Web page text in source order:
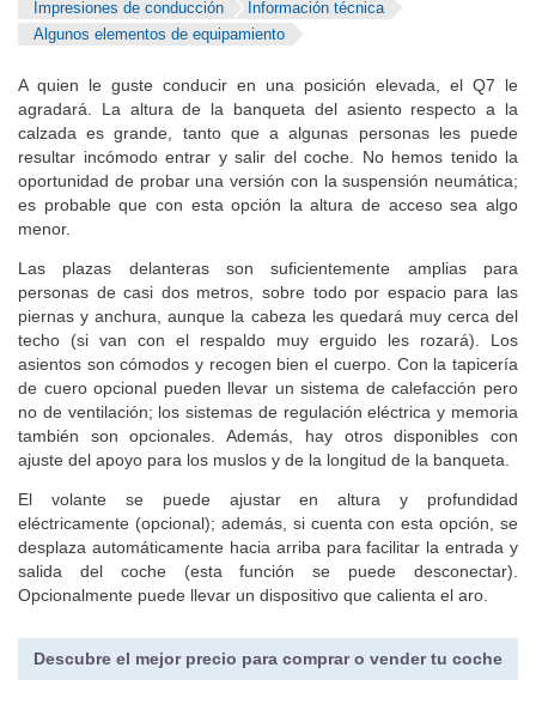
Impresiones de conducción
Información técnica
Algunos elementos de equipamiento
A quien le guste conducir en una posición elevada, el Q7 le
agradará. La altura de la banqueta del asiento respecto a la
calzada es grande, tanto que a algunas personas les puede
resultar incómodo entrar y salir del coche. No hemos tenido la
oportunidad de probar una versión con la suspensión neumática;
es probable que con esta opción la altura de acceso sea algo
menor.
Las plazas delanteras son suficientemente amplias para
personas de casi dos metros, sobre todo por espacio para las
piernas y anchura, aunque la cabeza les quedará muy cerca del
techo (si van con el respaldo muy erguido les rozará). Los
asientos son cómodos y recogen bien el cuerpo. Con la tapicería
de cuero opcional pueden llevar un sistema de calefacción pero
no de ventilación; los sistemas de regulación eléctrica y memoria
también son opcionales. Además, hay otros disponibles con
ajuste del apoyo para los muslos y de la longitud de la banqueta.
El volante se puede ajustar en altura y profundidad
eléctricamente (opcional); además, si cuenta con esta opción, se
desplaza automáticamente hacia arriba para facilitar la entrada y
salida del coche (esta función se puede desconectar).
Opcionalmente puede llevar un dispositivo que calienta el aro.
Descubre el mejor precio para comprar o vender tu coche